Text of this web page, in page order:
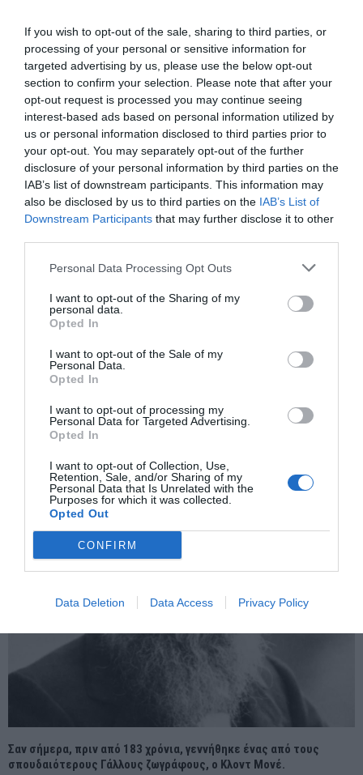
If you wish to opt-out of the sale, sharing to third parties, or
processing of your personal or sensitive information for
targeted advertising by us, please use the below opt-out
section to confirm your selection. Please note that after your
opt-out request is processed you may continue seeing
interest-based ads based on personal information utilized by
us or personal information disclosed to third parties prior to
your opt-out. You may separately opt-out of the further
disclosure of your personal information by third parties on the
IAB’s list of downstream participants. This information may
also be disclosed by us to third parties on the IAB’s List of
Downstream Participants that may further disclose it to other
Personal Data Processing Opt Outs
I want to opt-out of the Sharing of my
personal data.
Opted In
I want to opt-out of the Sale of my
Personal Data.
Opted In
I want to opt-out of processing my
Personal Data for Targeted Advertising.
Opted In
I want to opt-out of Collection, Use,
Retention, Sale, and/or Sharing of my
Personal Data that Is Unrelated with the
Purposes for which it was collected.
Opted Out
CONFIRM
Data Deletion Data Access Privacy Policy
ΠΡΟΗΓΟΎΜΕΝΗ ΑΝΆΡΤΗΣΗ
Βόμβα από Daily Mail: O Prigozhin είναι ζωντανός, ο σωσίας
του σκοτώθηκε στη συντριβή του αεροσκάφους
ΕΠΌΜΕΝΗ ΑΝΆΡΤΗΣΗ
Το Φεστιβάλ Βιβλίου επιστρέφει «σπίτι» του
ΣΧΕΤΙΚΈΣ ΑΝΑΡΤΉΣΕΙΣ
Εκτός ΝΔ ο Αντώνης Σαμαράς – Για δεύτερη φορά μετά το 1993
Σαν σήμερα, πριν από 183 χρόνια, γεννήθηκε ένας από τους
σπουδαιότερους Γάλλους ζωγράφους, ο Κλοντ Μονέ.